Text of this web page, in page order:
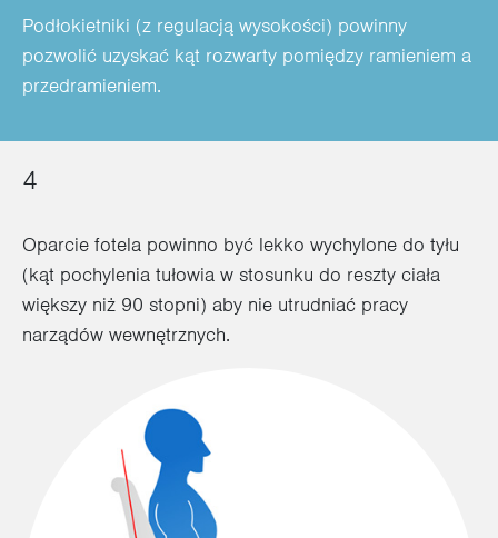
Podłokietniki (z regulacją wysokości) powinny
pozwolić uzyskać kąt rozwarty pomiędzy ramieniem a
przedramieniem.
4
Oparcie fotela powinno być lekko wychylone do tyłu
(kąt pochylenia tułowia w stosunku do reszty ciała
większy niż 90 stopni) aby nie utrudniać pracy
narządów wewnętrznych.